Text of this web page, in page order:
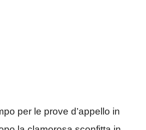
per le prove d’appello in